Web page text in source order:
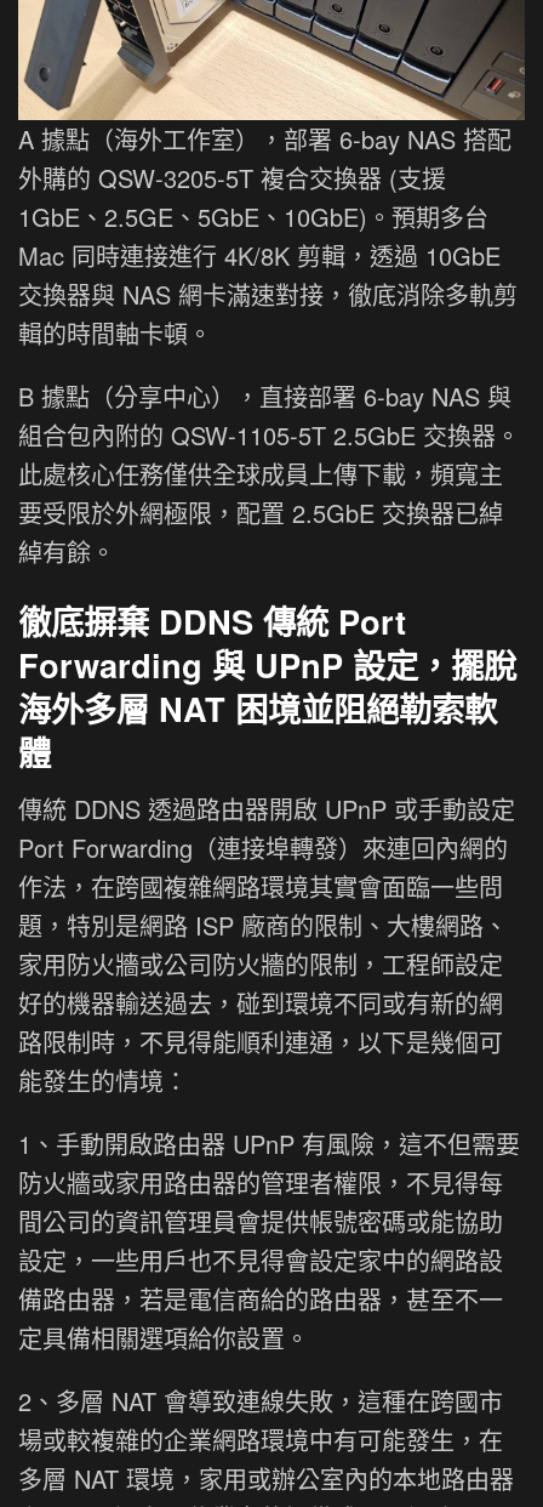
A 據點（海外工作室），部署 6-bay NAS 搭配
外購的 QSW-3205-5T 複合交換器 (支援
1GbE、2.5GE、5GbE、10GbE)。預期多台
Mac 同時連接進行 4K/8K 剪輯，透過 10GbE
交換器與 NAS 網卡滿速對接，徹底消除多軌剪
輯的時間軸卡頓。
B 據點（分享中心），直接部署 6-bay NAS 與
組合包內附的 QSW-1105-5T 2.5GbE 交換器。
此處核心任務僅供全球成員上傳下載，頻寬主
要受限於外網極限，配置 2.5GbE 交換器已綽
綽有餘。
徹底摒棄 DDNS 傳統 Port
Forwarding 與 UPnP 設定，擺脫
海外多層 NAT 困境並阻絕勒索軟
體
傳統 DDNS 透過路由器開啟 UPnP 或手動設定
Port Forwarding（連接埠轉發）來連回內網的
作法，在跨國複雜網路環境其實會面臨一些問
題，特別是網路 ISP 廠商的限制、大樓網路、
家用防火牆或公司防火牆的限制，工程師設定
好的機器輸送過去，碰到環境不同或有新的網
路限制時，不見得能順利連通，以下是幾個可
能發生的情境：
1、手動開啟路由器 UPnP 有風險，這不但需要
防火牆或家用路由器的管理者權限，不見得每
間公司的資訊管理員會提供帳號密碼或能協助
設定，一些用戶也不見得會設定家中的網路設
備路由器，若是電信商給的路由器，甚至不一
定具備相關選項給你設置。
2、多層 NAT 會導致連線失敗，這種在跨國市
場或較複雜的企業網路環境中有可能發生，在
多層 NAT 環境，家用或辦公室內的本地路由器